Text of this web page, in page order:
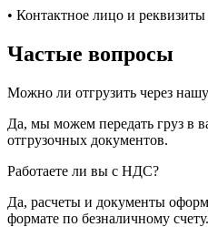
• Контактное лицо и
Частые вопросы
Можно ли отгрузить через
Да, мы можем передать груз в
отгрузочных документов.
Работаете ли вы с НДС?
Да, расчеты и документы
формате по безналичному счету.